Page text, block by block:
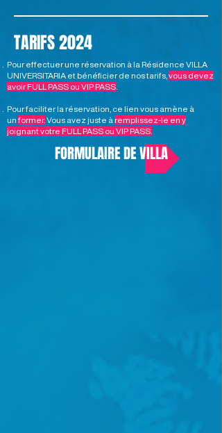
TARIFS 2024
Pour effectuer une réservation à la Résidence VILLA
UNIVERSITARIA et bénéficier de nos tarifs, vous devez
avoir FULL PASS ou VIP PASS
Pour faciliter la réservation, ce lien vous amène à
un former.Vous avez juste à remplissez-le en y
joignant votre FULL PASS ou VIP PASS.
FORMULAIRE DE VILLA